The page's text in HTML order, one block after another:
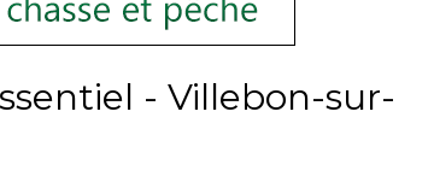
- Villebon-sur-